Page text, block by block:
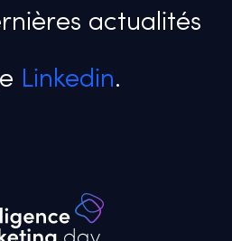
actualités
Linkedin.